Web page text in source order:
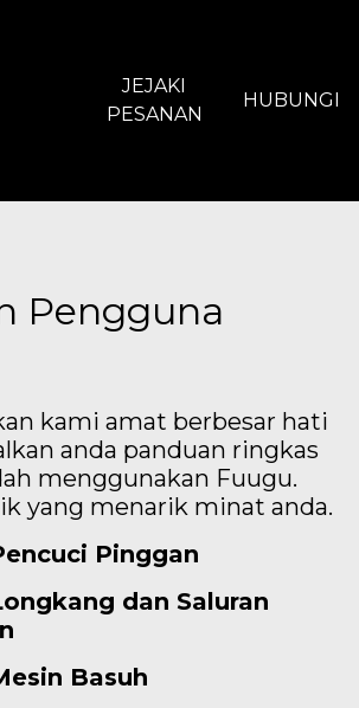
JEJAKI
PESANAN
HUBUNGI
Pengguna
kami amat berbesar hati
anda panduan ringkas
menggunakan Fuugu.
yang menarik minat anda.
Pinggan
dan Saluran
Basuh